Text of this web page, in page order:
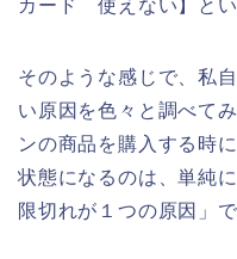
カード 使えない】とい
そのような感じで、私
い原因を色々と調べて
ンの商品を購入する時
状態になるのは、単純
限切れが１つの原因」